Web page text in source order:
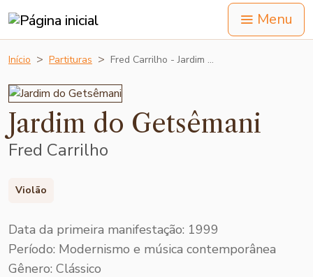
Menu
Início Partituras Fred Carrilho - Jardim …
Jardim do Getsêmani
Fred Carrilho
Violão
Data da primeira manifestação: 1999
Período: Modernismo e música contemporânea
Gênero: Clássico